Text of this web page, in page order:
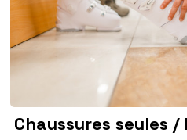
Chaussures seules